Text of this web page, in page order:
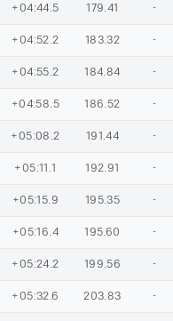
+04:44.5 179.41 -
+04:52.2 183.32 -
+04:55.2 184.84 -
+04:58.5 186.52 -
+05:08.2 191.44 -
+05:11.1 192.91 -
+05:15.9 195.35 -
+05:16.4 195.60 -
+05:24.2 199.56 -
+05:32.6 203.83 -